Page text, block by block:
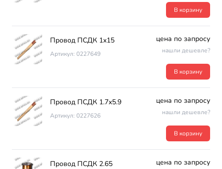
В корзину
Провод ПСДК 1х15
Артикул: 0227649
цена по запросу
нашли дешевле?
В корзину
Провод ПСДК 1.7х5.9
Артикул: 0227626
цена по запросу
нашли дешевле?
В корзину
Провод ПСДК 2.65 цена по запросу